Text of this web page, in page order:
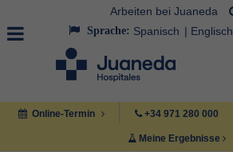
Arbeiten bei Juaneda
Sprache: Spanisch Englisch
Online-Termin +34 971 280 000
Meine Ergebnisse